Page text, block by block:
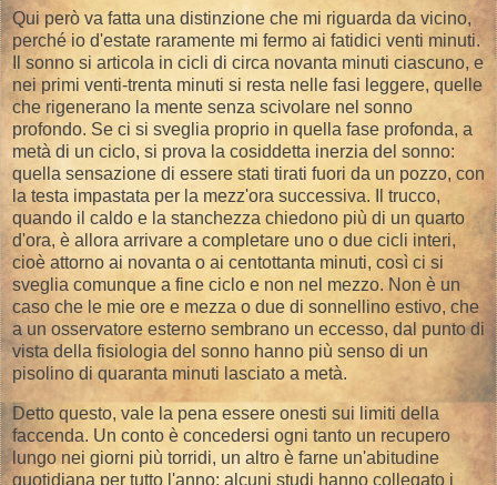
Qui però va fatta una distinzione che mi riguarda da vicino,
perché io d'estate raramente mi fermo ai fatidici venti minuti.
Il sonno si articola in cicli di circa novanta minuti ciascuno, e
nei primi venti-trenta minuti si resta nelle fasi leggere, quelle
che rigenerano la mente senza scivolare nel sonno
profondo. Se ci si sveglia proprio in quella fase profonda, a
metà di un ciclo, si prova la cosiddetta inerzia del sonno:
quella sensazione di essere stati tirati fuori da un pozzo, con
la testa impastata per la mezz'ora successiva. Il trucco,
quando il caldo e la stanchezza chiedono più di un quarto
d'ora, è allora arrivare a completare uno o due cicli interi,
cioè attorno ai novanta o ai centottanta minuti, così ci si
sveglia comunque a fine ciclo e non nel mezzo. Non è un
caso che le mie ore e mezza o due di sonnellino estivo, che
a un osservatore esterno sembrano un eccesso, dal punto di
vista della fisiologia del sonno hanno più senso di un
pisolino di quaranta minuti lasciato a metà.
Detto questo, vale la pena essere onesti sui limiti della
faccenda. Un conto è concedersi ogni tanto un recupero
lungo nei giorni più torridi, un altro è farne un'abitudine
quotidiana per tutto l'anno: alcuni studi hanno collegato i